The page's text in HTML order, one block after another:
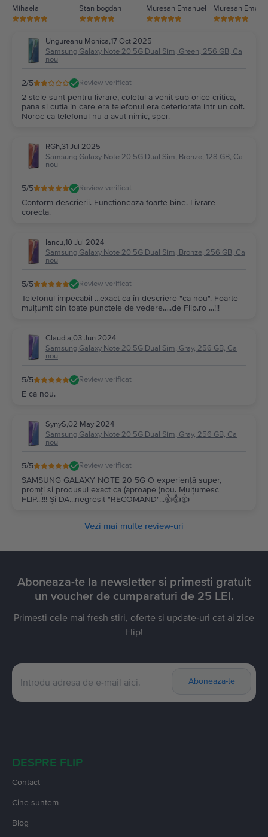
Mihaela Stan bogdan Muresan Emanuel Muresan
Ungureanu Monica,17 Oct 2025
Samsung Galaxy Note 20 5G Dual Sim, Green, 256 GB, Ca
nou
2/5 Review verificat
2 stele sunt pentru livrare, coletul a venit sub orice critica,
pana si cutia in care era telefonul era deteriorata intr un colt.
Noroc ca telefonul nu a avut nimic, sper.
RGh,31 Jul 2025
Samsung Galaxy Note 20 5G Dual Sim, Bronze, 128 GB, Ca
nou
5/5 Review verificat
Conform descrierii. Functioneaza foarte bine. Livrare
corecta.
Iancu,10 Jul 2024
Samsung Galaxy Note 20 5G Dual Sim, Bronze, 256 GB, Ca
nou
5/5 Review verificat
Telefonul impecabil ...exact ca în descriere "ca nou". Foarte
mulțumit din toate punctele de vedere.....de Flip.ro ...!!!
Claudia,03 Jun 2024
Samsung Galaxy Note 20 5G Dual Sim, Gray, 256 GB, Ca
nou
5/5 Review verificat
E ca nou.
SynyS,02 May 2024
Samsung Galaxy Note 20 5G Dual Sim, Gray, 256 GB, Ca
nou
5/5 Review verificat
SAMSUNG GALAXY NOTE 20 5G O experiență super,
promți si produsul exact ca (aproape )nou. Mulțumesc
FLIP...!!! Și DA...negreșit "RECOMAND"...👍👍👍
Vezi mai multe review-uri
Aboneaza-te la newsletter si primesti gratuit
un voucher de cumparaturi de 25 LEI.
Primesti cele mai fresh stiri, oferte si update-uri cat ai zice
Flip!
Aboneaza-te
DESPRE FLIP
Contact
Cine suntem
Blog